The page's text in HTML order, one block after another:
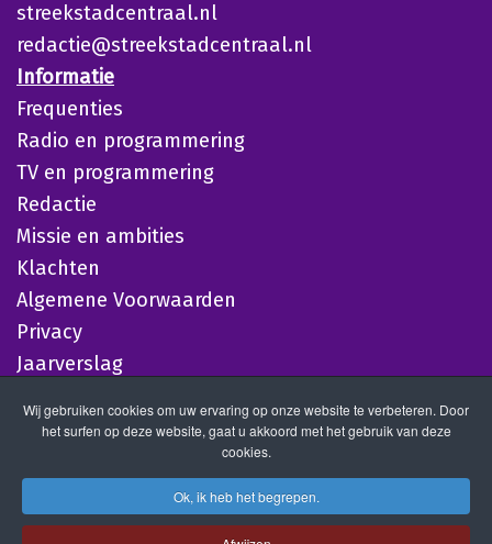
streekstadcentraal.nl
redactie@streekstadcentraal.nl
Informatie
Frequenties
Radio en programmering
TV en programmering
Redactie
Missie en ambities
Klachten
Algemene Voorwaarden
Privacy
Jaarverslag
Wij gebruiken cookies om uw ervaring op onze website te verbeteren. Door
het surfen op deze website, gaat u akkoord met het gebruik van deze
cookies.
Ok, ik heb het begrepen.